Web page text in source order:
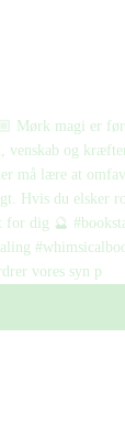
vores syn p